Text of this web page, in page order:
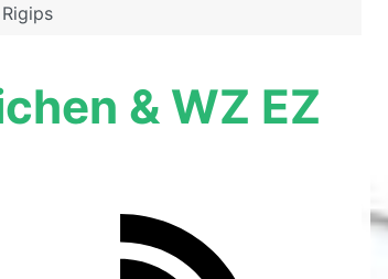
& WZ EZ